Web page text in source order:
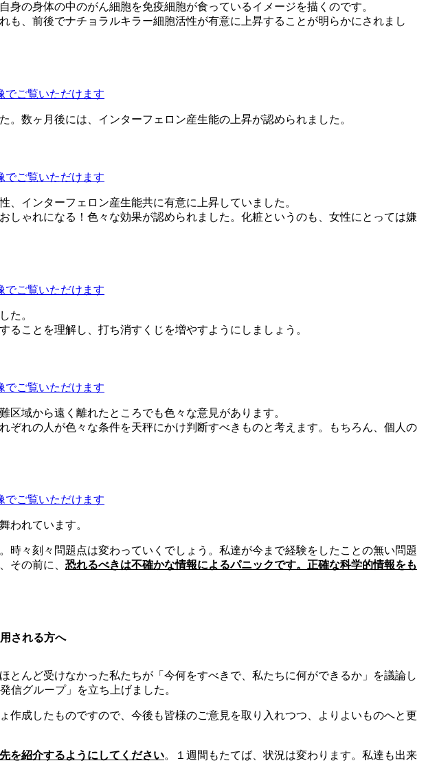
の身体の中のがん細胞を免疫細胞が食っているイメージを描くのです。
、前後でナチョラルキラー細胞活性が有意に上昇することが明らかにされまし
数ヶ月後には、インターフェロン産生能の上昇が認められました。
インターフェロン産生能共に有意に上昇していました。
ゃれになる！色々な効果が認められました。化粧というのも、女性にとっては嫌
た。
ことを理解し、打ち消すくじを増やすようにしましょう。
域から遠く離れたところでも色々な意見があります。
れの人が色々な条件を天秤にかけ判断すべきものと考えます。もちろん、個人の
われています。
々刻々問題点は変わっていくでしょう。私達が今まで経験をしたことの無い問題
その前に、 恐れるべきは不確かな情報によるパニックです。正確な科学的情報をも
される方へ
んど受けなかった私たちが「今何をすべきで、私たちに何ができるか」を議論し
信グループ」を立ち上げました。
作成したものですので、今後も皆様のご意見を取り入れつつ、よりよいものへと更
を紹介するようにしてください。１週間もたてば、状況は変わります。私達も出来